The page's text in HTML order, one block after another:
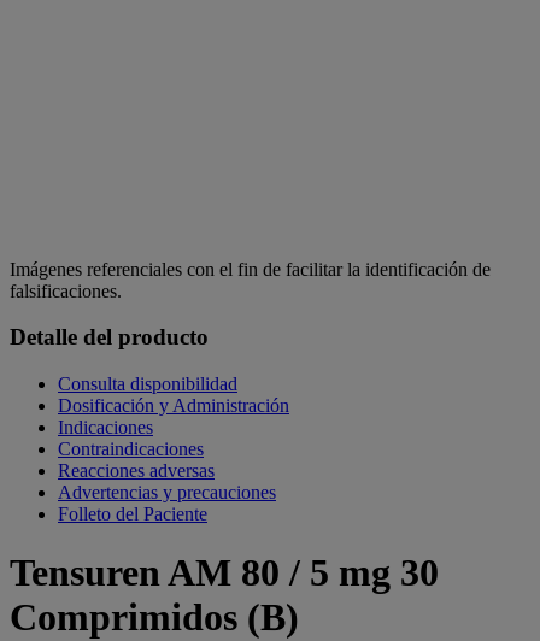
Imágenes referenciales con el fin de facilitar la identificación de
falsificaciones.
Detalle del producto
Consulta disponibilidad
Dosificación y Administración
Indicaciones
Contraindicaciones
Reacciones adversas
Advertencias y precauciones
Folleto del Paciente
Tensuren AM 80 / 5 mg 30
Comprimidos (B)